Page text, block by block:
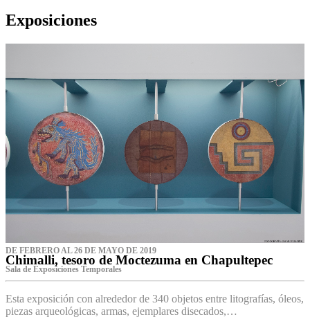
Exposiciones
DE FEBRERO AL 26 DE MAYO DE 2019
Chimalli, tesoro de Moctezuma en Chapultepec
Sala de Exposiciones Temporales
Esta exposición con alrededor de 340 objetos entre litografías, óleos,
piezas arqueológicas, armas, ejemplares disecados,…